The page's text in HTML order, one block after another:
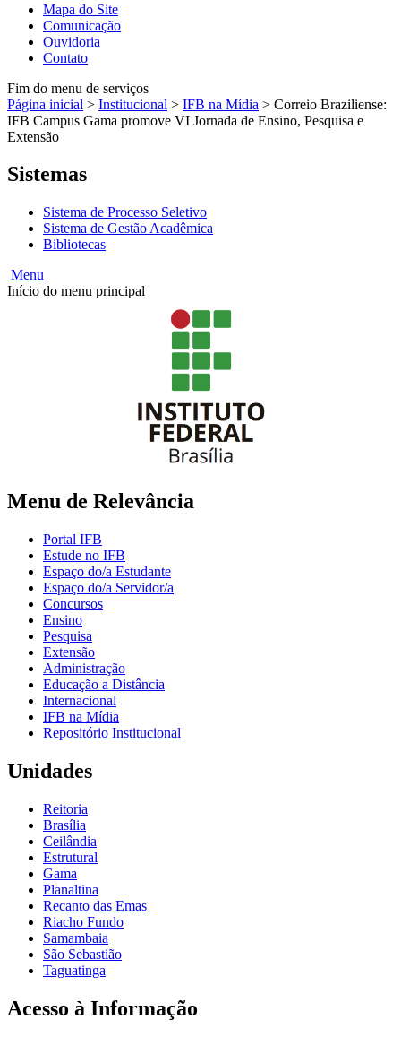
Mapa do Site
Comunicação
Ouvidoria
Contato
Fim do menu de serviços
Página inicial > Institucional > IFB na Mídia > Correio Braziliense:
IFB Campus Gama promove VI Jornada de Ensino, Pesquisa e
Extensão
Sistemas
Sistema de Processo Seletivo
Sistema de Gestão Acadêmica
Bibliotecas
Menu
Início do menu principal
Menu de Relevância
Portal IFB
Estude no IFB
Espaço do/a Estudante
Espaço do/a Servidor/a
Concursos
Ensino
Pesquisa
Extensão
Administração
Educação a Distância
Internacional
IFB na Mídia
Repositório Institucional
Unidades
Reitoria
Brasília
Ceilândia
Estrutural
Gama
Planaltina
Recanto das Emas
Riacho Fundo
Samambaia
São Sebastião
Taguatinga
Acesso à Informação